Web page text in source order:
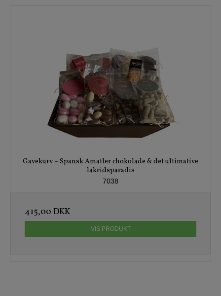
Gavekurv – Spansk Amatler chokolade & det ultimative
lakridsparadis
7038
415,00 DKK
VIS PRODUKT